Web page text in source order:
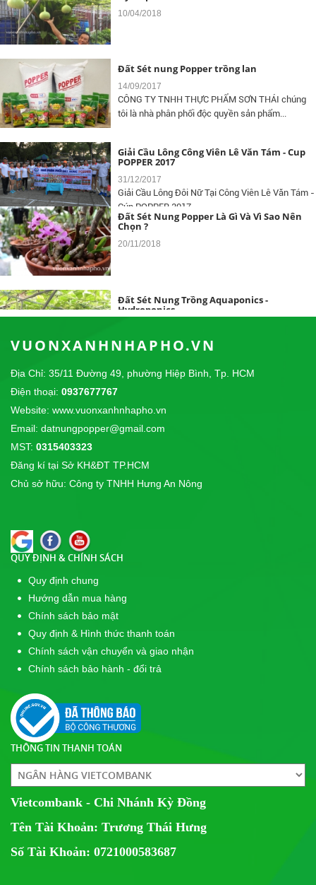
10/04/2018
Đất Sét nung Popper trồng lan
14/09/2017
CÔNG TY TNHH THỰC PHẨM SƠN THÁI chúng
tôi là nhà phân phối độc quyền sản phẩm...
Giải Cầu Lông Công Viên Lê Văn Tám - Cup
POPPER 2017
31/12/2017
Giải Cầu Lông Đôi Nữ Tại Công Viên Lê Văn Tám -
Cúp POPPER 2017
Đất Sét Nung Popper Là Gì Và Vì Sao Nên
Chọn ?
20/11/2018
Đất Sét Nung Trồng Aquaponics -
Hydroponics
Đất Sét nung Popper trồng lan
CÔNG TY TNHH THỰC PHẨM SƠN THÁI chúng
tôi là nhà phân phối độc quyền sản phẩm...
Giải Cầu Lông Công Viên Lê Văn Tám - Cup
POPPER 2017
31/12/2017
VUONXANHNHAPHO.VN
Địa Chỉ: 35/11 Đường 49, phường Hiệp Bình, Tp. HCM
Điện thoại: 0937677767
Website: www.vuonxanhnhapho.vn
Email: datnungpopper@gmail.com
MST: 0315403323
Đăng kí tại Sở KH&ĐT TP.HCM
Chủ sở hữu: Công ty TNHH Hưng An Nông
QUY ĐỊNH & CHÍNH SÁCH
Quy định chung
Hướng dẫn mua hàng
Chính sách bảo mật
Quy định & Hình thức thanh toán
Chính sách vận chuyển và giao nhận
Chính sách bảo hành - đổi trả
THÔNG TIN THANH TOÁN
Vietcombank - Chi Nhánh Kỳ Đồng
Tên Tài Khoản: Trương Thái Hưng
Số Tài Khoản: 0721000583687